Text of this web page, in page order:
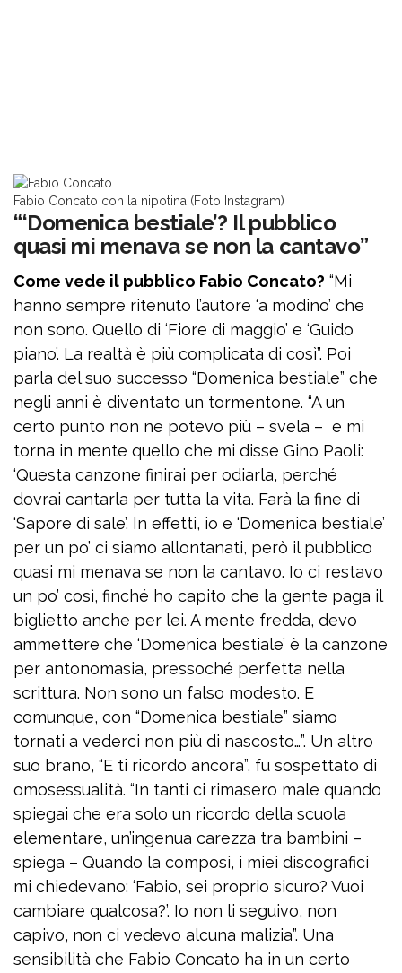
Fabio Concato con la nipotina (Foto Instagram)
“‘Domenica bestiale’? Il pubblico
quasi mi menava se non la cantavo”
Come vede il pubblico Fabio Concato? “Mi
hanno sempre ritenuto l’autore ‘a modino’ che
non sono. Quello di ‘Fiore di maggio’ e ‘Guido
piano’. La realtà è più complicata di così”. Poi
parla del suo successo “Domenica bestiale” che
negli anni è diventato un tormentone. “A un
certo punto non ne potevo più – svela – e mi
torna in mente quello che mi disse Gino Paoli:
‘Questa canzone finirai per odiarla, perché
dovrai cantarla per tutta la vita. Farà la fine di
‘Sapore di sale’. In effetti, io e ‘Domenica bestiale’
per un po’ ci siamo allontanati, però il pubblico
quasi mi menava se non la cantavo. Io ci restavo
un po’ così, finché ho capito che la gente paga il
biglietto anche per lei. A mente fredda, devo
ammettere che ‘Domenica bestiale’ è la canzone
per antonomasia, pressoché perfetta nella
scrittura. Non sono un falso modesto. E
comunque, con “Domenica bestiale” siamo
tornati a vederci non più di nascosto…”. Un altro
suo brano, “E ti ricordo ancora”, fu sospettato di
omosessualità. “In tanti ci rimasero male quando
spiegai che era solo un ricordo della scuola
elementare, un’ingenua carezza tra bambini –
spiega – Quando la composi, i miei discografici
mi chiedevano: ‘Fabio, sei proprio sicuro? Vuoi
cambiare qualcosa?’. Io non li seguivo, non
capivo, non ci vedevo alcuna malizia”. Una
sensibilità che Fabio Concato ha in un certo